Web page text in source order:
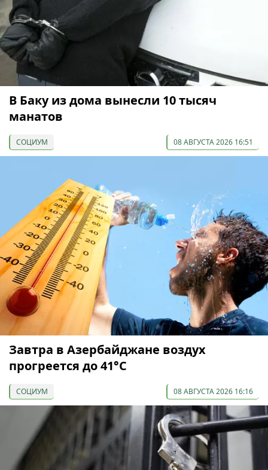
В Баку из дома вынесли 10 тысяч
манатов
СОЦИУМ 08 АВГУСТА 2026 16:51
Завтра в Азербайджане воздух
прогреется до 41°С
СОЦИУМ 08 АВГУСТА 2026 16:16